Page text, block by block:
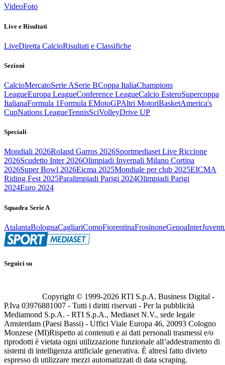
VideoFoto
Live e Risultati
LiveDiretta CalcioRisultati e Classifiche
Sezioni
CalcioMercatoSerie ASerie BCoppa ItaliaChampions
LeagueEuropa LeagueConference LeagueCalcio EsteroSupercoppa
ItalianaFormula 1Formula EMotoGPAltri MotoriBasketAmerica's
CupNations LeagueTennisSciVolleyDrive UP
Speciali
Mondiali 2026Roland Garros 2026Sportmediaset Live Riccione
2026Scudetto Inter 2026Olimpiadi Invernali Milano Cortina
2026Super Bowl 2026Eicma 2025Mondiale per club 2025EICMA
Riding Fest 2025Paralimpiadi Parigi 2024Olimpiadi Parigi
2024Euro 2024
Squadra Serie A
AtalantaBolognaCagliariComoFiorentinaFrosinoneGenoaInter
Seguici su
Copyright © 1999-2026 RTI S.p.A. Business Digital -
P.Iva 03976881007 - Tutti i diritti riservati - Per la pubblicità
Mediamond S.p.A. - RTI S.p.A., Mediaset N.V., sede legale
Amsterdam (Paesi Bassi) - Uffici Viale Europa 46, 20093 Cologno
Monzese (MI)Rispetto ai contenuti e ai dati personali trasmessi e/o
riprodotti è vietata ogni utilizzazione funzionale all’addestramento di
sistemi di intelligenza artificiale generativa. È altresì fatto divieto
espresso di utilizzare mezzi automatizzati di data scraping.